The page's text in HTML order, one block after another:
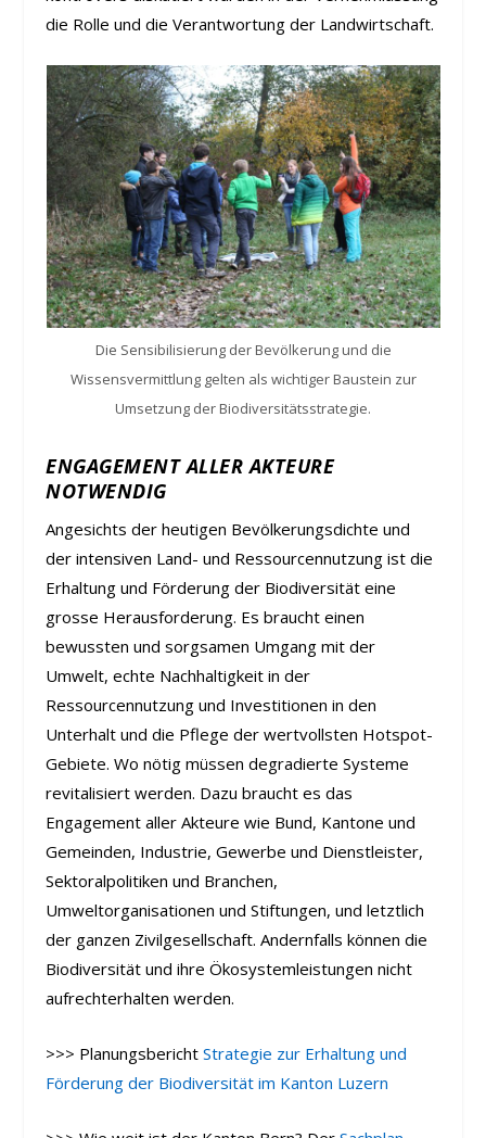
die Rolle und die Verantwortung der Landwirtschaft.
Die Sensibilisierung der Bevölkerung und die
Wissensvermittlung gelten als wichtiger Baustein zur
Umsetzung der Biodiversitätsstrategie.
ENGAGEMENT ALLER AKTEURE
NOTWENDIG
Angesichts der heutigen Bevölkerungsdichte und
der intensiven Land- und Ressourcennutzung ist die
Erhaltung und Förderung der Biodiversität eine
grosse Herausforderung. Es braucht einen
bewussten und sorgsamen Umgang mit der
Umwelt, echte Nachhaltigkeit in der
Ressourcennutzung und Investitionen in den
Unterhalt und die Pflege der wertvollsten Hotspot-
Gebiete. Wo nötig müssen degradierte Systeme
revitalisiert werden. Dazu braucht es das
Engagement aller Akteure wie Bund, Kantone und
Gemeinden, Industrie, Gewerbe und Dienstleister,
Sektoralpolitiken und Branchen,
Umweltorganisationen und Stiftungen, und letztlich
der ganzen Zivilgesellschaft. Andernfalls können die
Biodiversität und ihre Ökosystemleistungen nicht
aufrechterhalten werden.
>>> PlanungsberichtStrategie zur Erhaltung und
Förderung der Biodiversität im Kanton Luzern